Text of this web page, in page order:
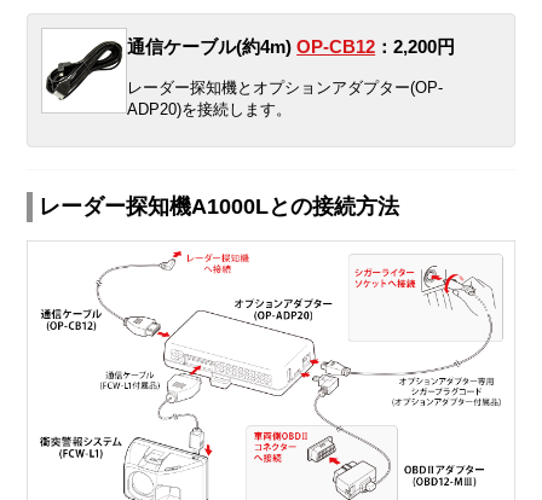
通信ケーブル(約4m)OP-CB12 ：2,200円
レーダー探知機とオプションアダプター(OP-
ADP20)を接続します。
レーダー探知機A1000Lとの接続方法